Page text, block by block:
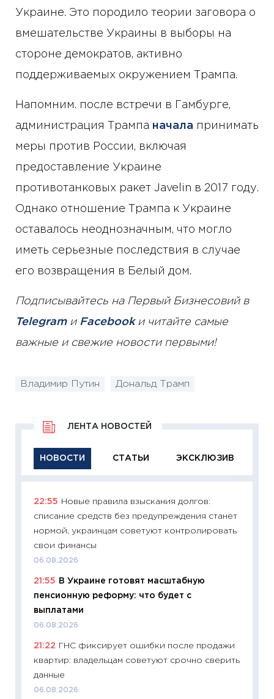
Украине. Это породило теории заговора о
вмешательстве Украины в выборы на
стороне демократов, активно
поддерживаемых окружением Трампа.
Напомним. после встречи в Гамбурге,
администрация Трампа начала принимать
меры против России, включая
предоставление Украине
противотанковых ракет Javelin в 2017 году.
Однако отношение Трампа к Украине
оставалось неоднозначным, что могло
иметь серьезные последствия в случае
его возвращения в Белый дом.
Подписывайтесь на Первый Бизнесовий в
Telegramи Facebookи читайте самые
важные и свежие новости первыми!
Владимир Путин Дональд Трамп
НОВОСТИ СТАТЬИ ЭКСКЛЮЗИВ
ЛЕНТА НОВОСТЕЙ
22:55
Новые правила взыскания долгов:
списание средств без предупреждения станет
нормой, украинцам советуют контролировать
свои финансы
06.08.2026
21:55
В Украине готовят масштабную
пенсионную реформу: что будет с
выплатами
06.08.2026
21:22
ГНС фиксирует ошибки после продажи
квартир: владельцам советуют срочно сверить
данные
06.08.2026